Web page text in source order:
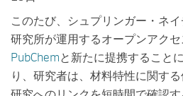
このたび、シュプリンガー・ネ
研究所が運用するオープンアク
PubChemと新たに提携すること
り、研究者は、材料特性に関す